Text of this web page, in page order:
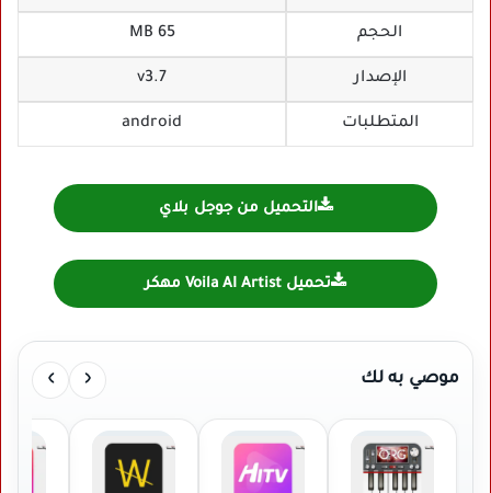
الحجم 65 MB
الإصدار v3.7
المتطلبات android
التحميل من جوجل بلاي
تحميل Voila AI Artist مهكر
موصي به لك ‹
›